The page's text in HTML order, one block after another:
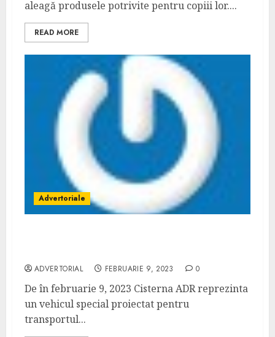
aleagă produsele potrivite pentru copiii lor....
READ MORE
Advertoriale
ADVERTORIAL FEBRUARIE 9, 2023 0
De în februarie 9, 2023 Cisterna ADR reprezinta
un vehicul special proiectat pentru
transportul...